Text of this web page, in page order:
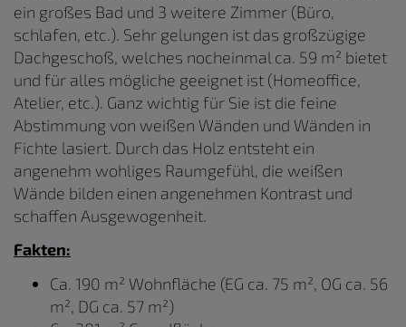
ein großes Bad und 3 weitere Zimmer (Büro,
schlafen, etc.). Sehr gelungen ist das großzügige
Dachgeschoß, welches nocheinmal ca. 59 m² bietet
und für alles mögliche geeignet ist (Homeoffice,
Atelier, etc.). Ganz wichtig für Sie ist die feine
Abstimmung von weißen Wänden und Wänden in
Fichte lasiert. Durch das Holz entsteht ein
angenehm wohliges Raumgefühl, die weißen
Wände bilden einen angenehmen Kontrast und
schaffen Ausgewogenheit.
Fakten:
Ca. 190 m² Wohnfläche (EG ca. 75 m², OG ca. 56
m², DG ca. 57 m²)